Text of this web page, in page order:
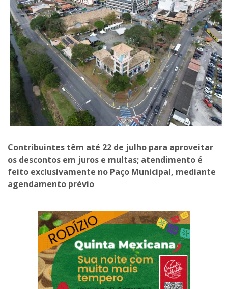
Contribuintes têm até 22 de julho para aproveitar
os descontos em juros e multas; atendimento é
feito exclusivamente no Paço Municipal, mediante
agendamento prévio